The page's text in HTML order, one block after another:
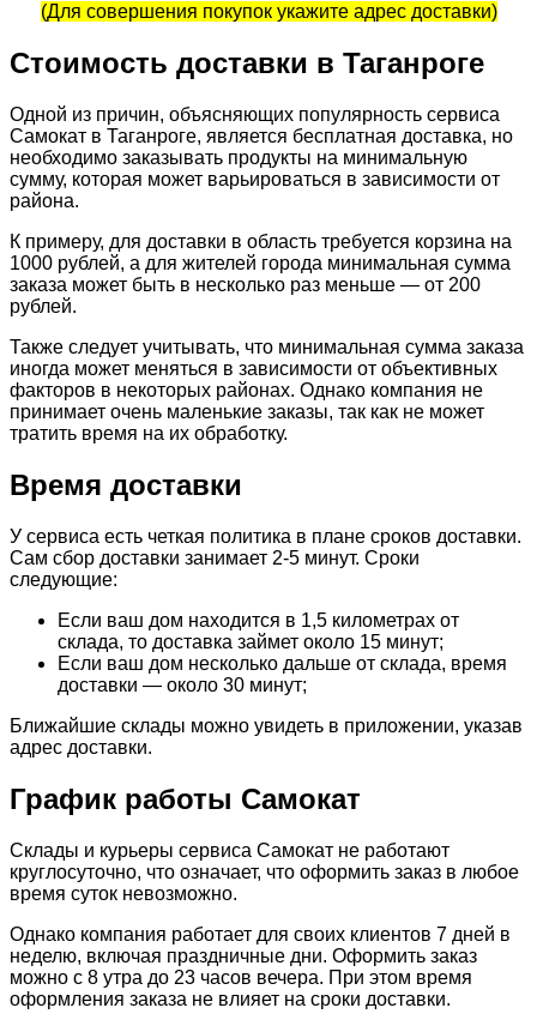
(Для совершения покупок укажите адрес доставки)
Стоимость доставки в Таганроге
Одной из причин, объясняющих популярность сервиса
Самокат в Таганроге, является бесплатная доставка, но
необходимо заказывать продукты на минимальную
сумму, которая может варьироваться в зависимости от
района.
К примеру, для доставки в область требуется корзина на
1000 рублей, а для жителей города минимальная сумма
заказа может быть в несколько раз меньше — от 200
рублей.
Также следует учитывать, что минимальная сумма заказа
иногда может меняться в зависимости от объективных
факторов в некоторых районах. Однако компания не
принимает очень маленькие заказы, так как не может
тратить время на их обработку.
Время доставки
У сервиса есть четкая политика в плане сроков доставки.
Сам сбор доставки занимает 2-5 минут. Сроки
следующие:
Если ваш дом находится в 1,5 километрах от
склада, то доставка займет около 15 минут;
Если ваш дом несколько дальше от склада, время
доставки — около 30 минут;
Ближайшие склады можно увидеть в приложении, указав
адрес доставки.
График работы Самокат
Склады и курьеры сервиса Самокат не работают
круглосуточно, что означает, что оформить заказ в любое
время суток невозможно.
Однако компания работает для своих клиентов 7 дней в
неделю, включая праздничные дни. Оформить заказ
можно с 8 утра до 23 часов вечера. При этом время
оформления заказа не влияет на сроки доставки.